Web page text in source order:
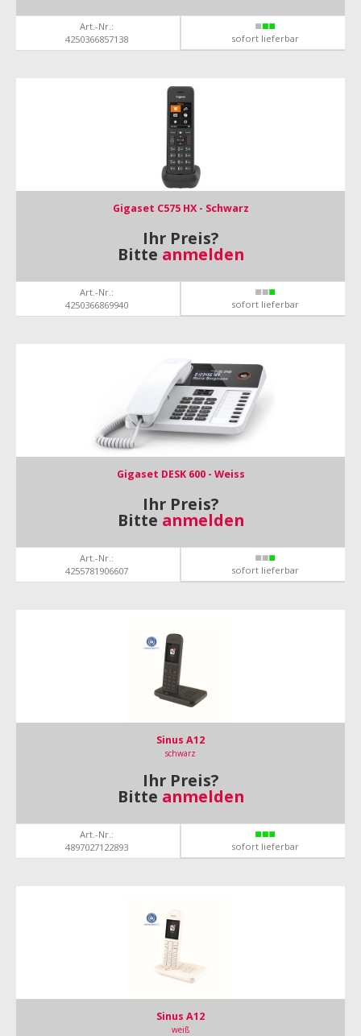
Art.-Nr.:
4250366857138
sofort lieferbar
Gigaset C575 HX - Schwarz
Ihr Preis?
Bitte anmelden
Art.-Nr.:
4250366869940
sofort lieferbar
Gigaset DESK 600 - Weiss
Ihr Preis?
Bitte anmelden
Art.-Nr.:
4255781906607
sofort lieferbar
Sinus A12
schwarz
Ihr Preis?
Bitte anmelden
Art.-Nr.:
4897027122893
sofort lieferbar
Sinus A12
weiß